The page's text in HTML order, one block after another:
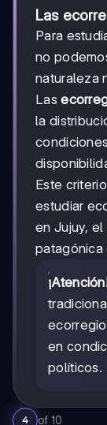
Las
Para
no
naturaleza
Las
la
Este
estudiar
en Jujuy,
patagónica
en
políticos.
4 of 10